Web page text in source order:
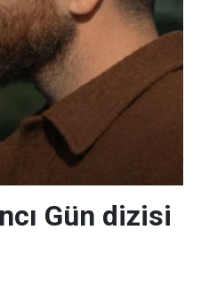
Gün dizisi